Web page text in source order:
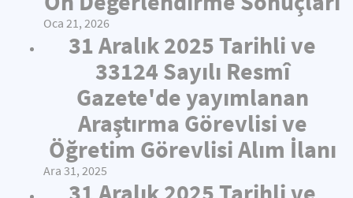
Oca 21, 2026
31 Aralık 2025 Tarihli ve
33124 Sayılı Resmî
Gazete'de yayımlanan
Araştırma Görevlisi ve
Öğretim Görevlisi Alım İlanı
Ara 31, 2025